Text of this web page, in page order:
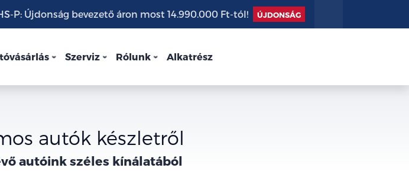
P: Újdonság bevezető áron most 14.990.000 Ft-tól! ÚJDONSÁG
Szerviz Rólunk Alkatrész
autók készletről
autóink széles kínálatából